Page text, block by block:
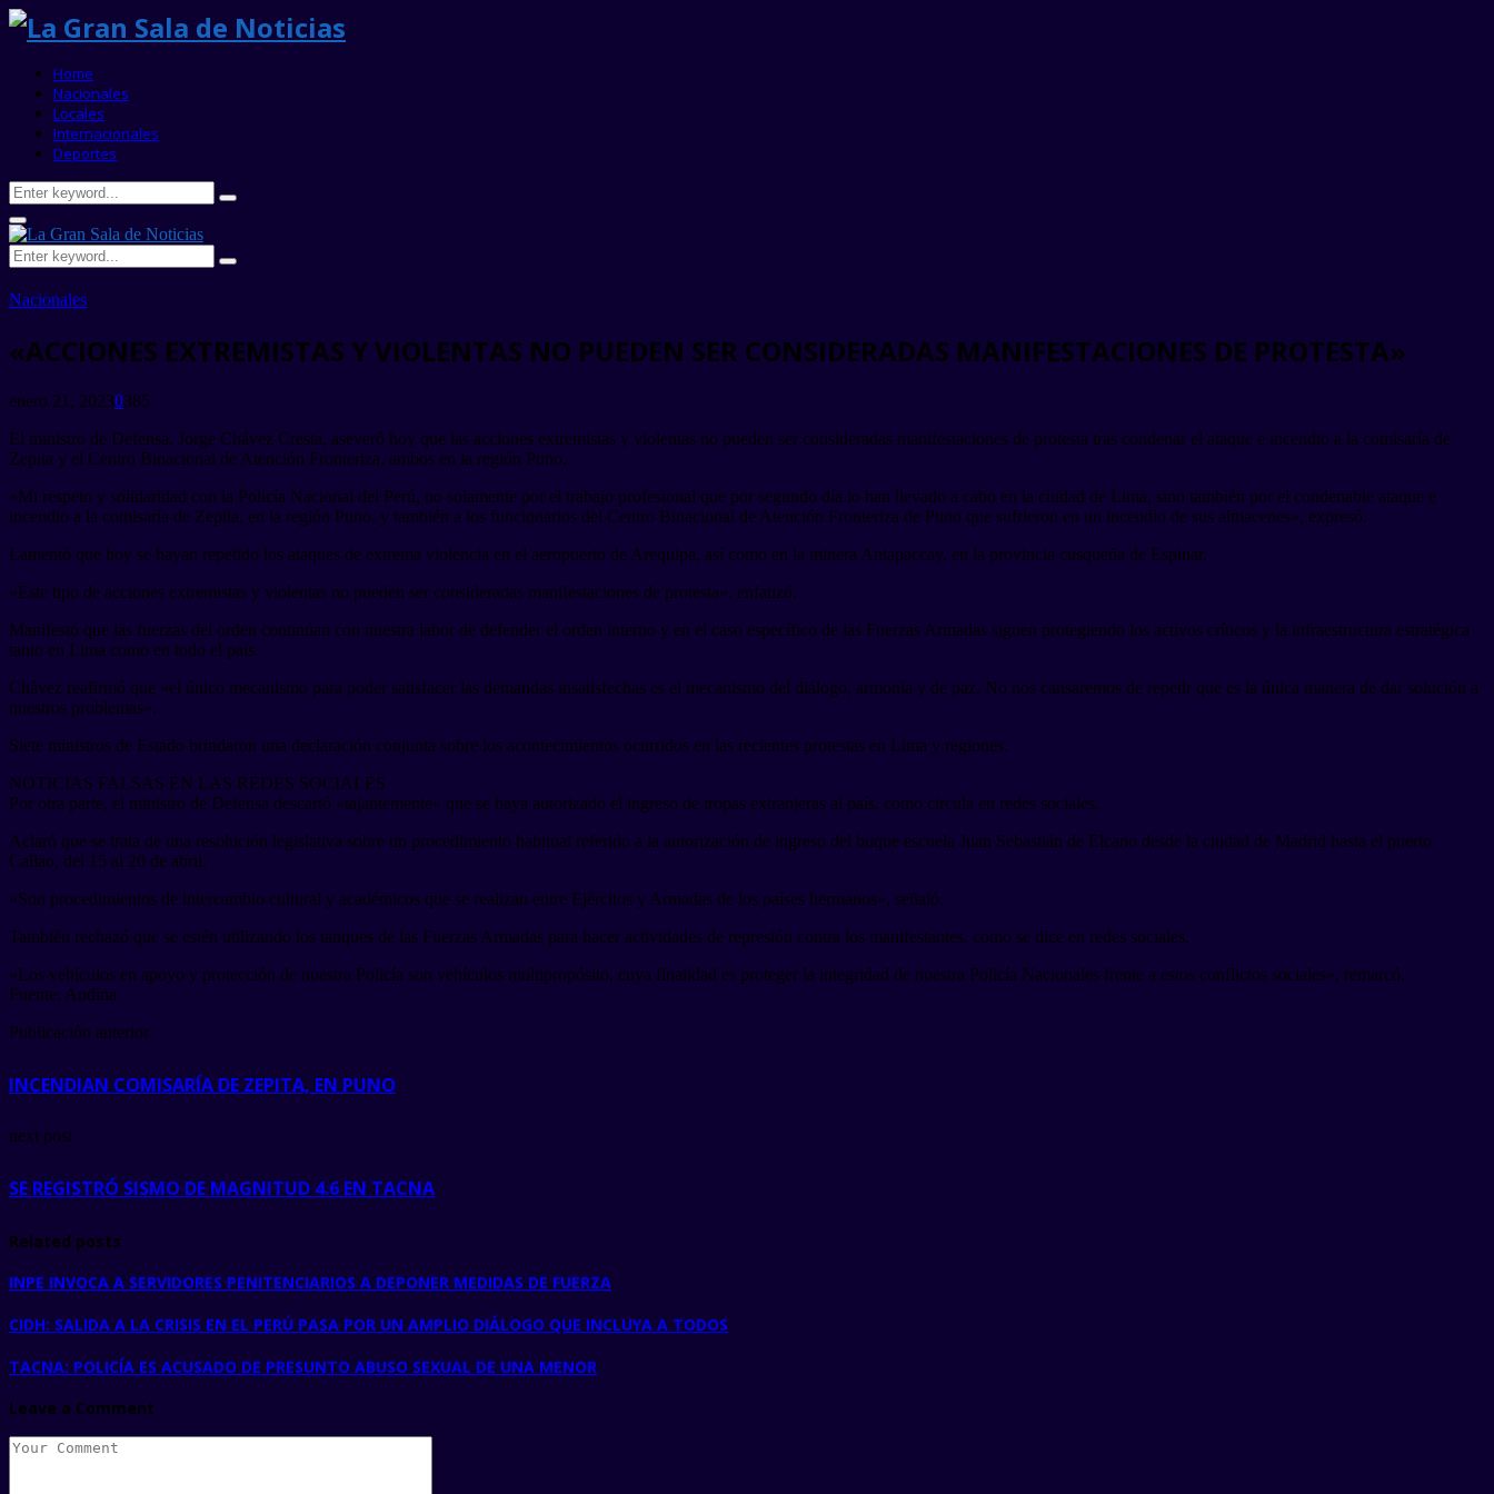
Home
Nacionales
Locales
Internacionales
Deportes
Search
for:
Search
Primary
Menu
Search
for:
Search
Nacionales
«ACCIONES EXTREMISTAS Y VIOLENTAS NO PUEDEN SER CONSIDERADAS MANIFESTACIONES DE PROTESTA»
enero 21, 20230385
El ministro de Defensa, Jorge Chávez Cresta, aseveró hoy que las acciones extremistas y violentas no pueden ser consideradas manifestaciones de protesta tras condenar el ataque e incendio a la comisaría de
Zepita y el Centro Binacional de Atención Fronteriza, ambos en la región Puno.
«Mi respeto y solidaridad con la Policía Nacional del Perú, no solamente por el trabajo profesional que por segundo día lo han llevado a cabo en la ciudad de Lima, sino también por el condenable ataque e
incendio a la comisaría de Zepita, en la región Puno, y también a los funcionarios del Centro Binacional de Atención Fronteriza de Puno que sufrieron en un incendio de sus almacenes», expresó.
Lamentó que hoy se hayan repetido los ataques de extrema violencia en el aeropuerto de Arequipa, así como en la minera Antapaccay, en la provincia cusqueña de Espinar.
«Este tipo de acciones extremistas y violentas no pueden ser consideradas manifestaciones de protesta», enfatizó.
Manifestó que las fuerzas del orden continúan con nuestra labor de defender el orden interno y en el caso específico de las Fuerzas Armadas siguen protegiendo los activos críticos y la infraestructura estratégica
tanto en Lima como en todo el país.
Chávez reafirmó que «el único mecanismo para poder satisfacer las demandas insatisfechas es el mecanismo del diálogo, armonía y de paz. No nos cansaremos de repetir que es la única manera de dar solución a
nuestros problemas».
Siete ministros de Estado brindaron una declaración conjunta sobre los acontecimientos ocurridos en las recientes protestas en Lima y regiones.
NOTICIAS FALSAS EN LAS REDES SOCIALES
Por otra parte, el ministro de Defensa descartó «tajantemente» que se haya autorizado el ingreso de tropas extranjeras al país, como circula en redes sociales.
Aclaró que se trata de una resolución legislativa sobre un procedimiento habitual referido a la autorización de ingreso del buque escuela Juan Sebastián de Elcano desde la ciudad de Madrid hasta el puerto
Callao, del 15 al 20 de abril.
«Son procedimientos de intercambio cultural y académicos que se realizan entre Ejércitos y Armadas de los países hermanos», señaló.
También rechazó que se estén utilizando los tanques de las Fuerzas Armadas para hacer actividades de represión contra los manifestantes, como se dice en redes sociales.
«Los vehículos en apoyo y protección de nuestra Policía son vehículos multipropósito, cuya finalidad es proteger la integridad de nuestra Policía Nacionales frente a estos conflictos sociales», remarcó.
Fuente: Andina
Publicación anterior
INCENDIAN COMISARÍA DE ZEPITA, EN PUNO
next post
SE REGISTRÓ SISMO DE MAGNITUD 4.6 EN TACNA
Related posts
INPE INVOCA A SERVIDORES PENITENCIARIOS A DEPONER MEDIDAS DE FUERZA
CIDH: SALIDA A LA CRISIS EN EL PERÚ PASA POR UN AMPLIO DIÁLOGO QUE INCLUYA A TODOS
TACNA: POLICÍA ES ACUSADO DE PRESUNTO ABUSO SEXUAL DE UNA MENOR
Leave a Comment